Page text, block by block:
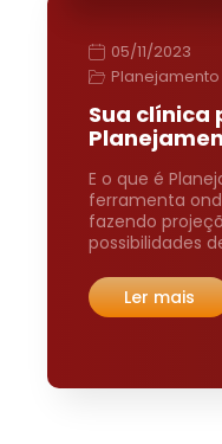
05/11/2023
Sua clínica
E o que é
ferramenta
fazendo
possibilidades
Ler mais